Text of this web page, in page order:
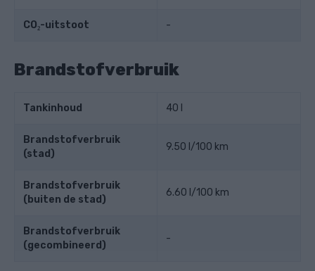
CO₂-uitstoot -
Brandstofverbruik
Tankinhoud 40 l
Brandstofverbruik
(stad)
9.50 l/100 km
Brandstofverbruik
(buiten de stad)
6.60 l/100 km
Brandstofverbruik
(gecombineerd)
-